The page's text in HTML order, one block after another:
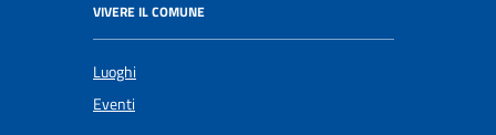
VIVERE IL COMUNE
Luoghi
Eventi